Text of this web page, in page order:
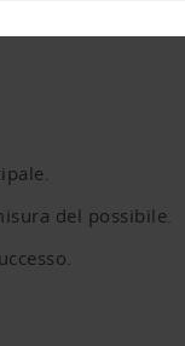
del possibile.